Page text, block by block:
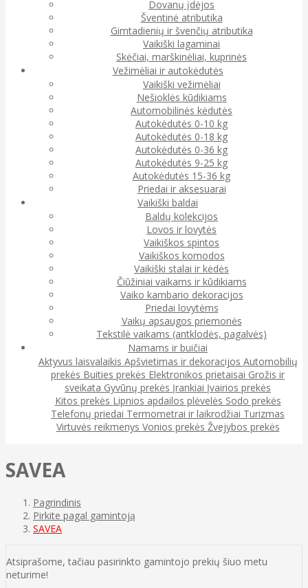
Dovanų įdėjos
Šventinė atributika
Gimtadienių ir švenčių atributika
Vaikiški lagaminai
Skėčiai, marškinėliai, kuprinės
Vežimėliai ir autokėdutės
Vaikiški vežimėliai
Nešioklės kūdikiams
Automobilinės kėdutės
Autokėdutės 0-10 kg
Autokėdutės 0-18 kg
Autokėdutės 0-36 kg
Autokėdutės 9-25 kg
Autokėdutės 15-36 kg
Priedai ir aksesuarai
Vaikiški baldai
Baldų kolekcijos
Lovos ir lovytės
Vaikiškos spintos
Vaikiškos komodos
Vaikiški stalai ir kėdės
Čiūžiniai vaikams ir kūdikiams
Vaiko kambario dekoracijos
Priedai lovytėms
Vaikų apsaugos priemonės
Tekstilė vaikams (antklodės, pagalvės)
Namams ir buičiai
Aktyvus laisvalaikis Apšvietimas ir dekoracijos Automobilių
prekės Buities prekės Elektronikos prietaisai Grožis ir
sveikata Gyvūnų prekės Įrankiai Įvairios prekės
Kitos prekės Lipnios apdailos plėvelės Sodo prekės
Telefonų priedai Termometrai ir laikrodžiai Turizmas
Virtuvės reikmenys Vonios prekės Žvejybos prekės
SAVEA
Pagrindinis
Pirkite pagal gamintoją
SAVEA
Atsiprašome, tačiau pasirinkto gamintojo prekių šiuo metu
neturime!